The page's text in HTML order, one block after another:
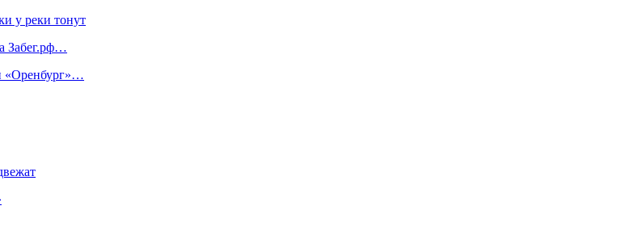
у реки тонут
Забег.рф…
«Оренбург»…